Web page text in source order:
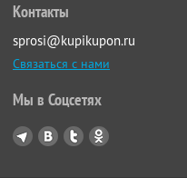
Контакты
sprosi@kupikupon.ru
Связаться с нами
Мы в Соцсетях